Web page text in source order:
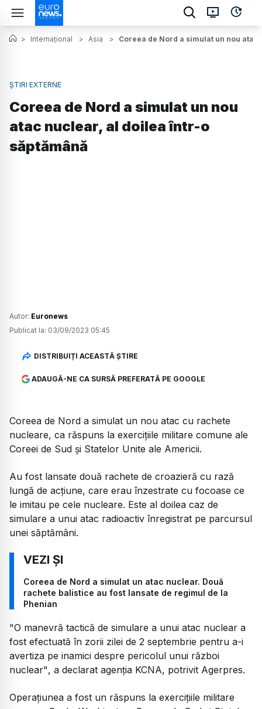
> Internațional > Asia > Coreea de Nord a simulat un nou
ȘTIRI EXTERNE
Coreea de Nord a simulat un nou
atac nuclear, al doilea într-o
săptămână
Autor: Euronews
Publicat la: 03/09/2023 05:45
DISTRIBUIȚI ACEASTĂ ȘTIRE
ADAUGĂ-NE CA SURSĂ PREFERATĂ PE GOOGLE
Coreea de Nord a simulat un nou atac cu rachete
nucleare, ca răspuns la exercițiile militare comune ale
Coreei de Sud și Statelor Unite ale Americii.
Au fost lansate două rachete de croazieră cu rază
lungă de acțiune, care erau înzestrate cu focoase ce
le imitau pe cele nucleare. Este al doilea caz de
simulare a unui atac radioactiv înregistrat pe parcursul
unei săptămâni.
Coreea de Nord a simulat un atac nuclear. Două
rachete balistice au fost lansate de regimul de la
Phenian
"O manevră tactică de simulare a unui atac nuclear a
fost efectuată în zorii zilei de 2 septembrie pentru a-i
avertiza pe inamici despre pericolul unui război
nuclear", a declarat agenţia KCNA, potrivit Agerpres.
Operaţiunea a fost un răspuns la exerciţiile militare